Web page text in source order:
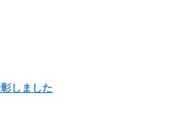
しました